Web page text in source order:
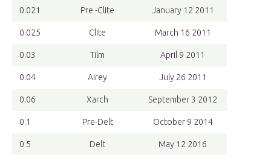
0.021 Pre -Clite January 12 2011
0.025 Clite March 16 2011
0.03 Tilm April 9 2011
0.04 Airey July 26 2011
0.06 Xarch September 3 2012
0.1 Pre-Delt October 9 2014
0.5 Delt May 12 2016